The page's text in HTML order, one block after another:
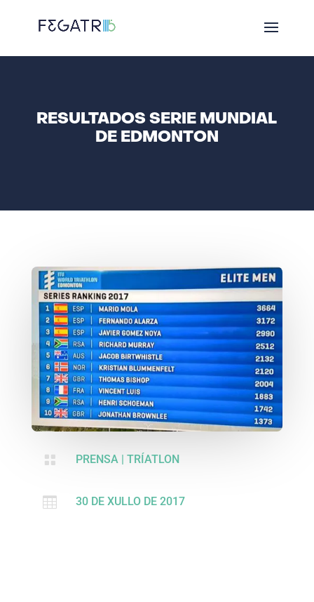
RESULTADOS SERIE MUNDIAL
DE EDMONTON
 PRENSA| TRÍATLON
 30 DE XULLO DE 2017